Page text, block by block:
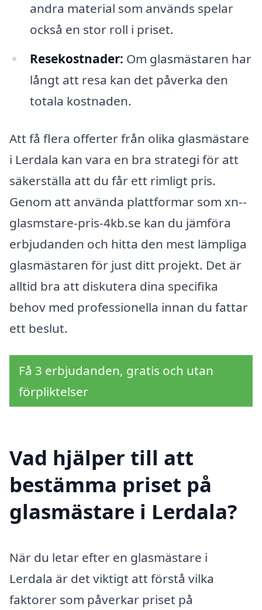
andra material som används spelar
också en stor roll i priset.
Resekostnader: Om glasmästaren har
långt att resa kan det påverka den
totala kostnaden.
Att få flera offerter från olika glasmästare
i Lerdala kan vara en bra strategi för att
säkerställa att du får ett rimligt pris.
Genom att använda plattformar som xn--
glasmstare-pris-4kb.se kan du jämföra
erbjudanden och hitta den mest lämpliga
glasmästaren för just ditt projekt. Det är
alltid bra att diskutera dina specifika
behov med professionella innan du fattar
ett beslut.
Få 3 erbjudanden, gratis och utan
förpliktelser
Vad hjälper till att
bestämma priset på
glasmästare i Lerdala?
När du letar efter en glasmästare i
Lerdala är det viktigt att förstå vilka
faktorer som påverkar priset på